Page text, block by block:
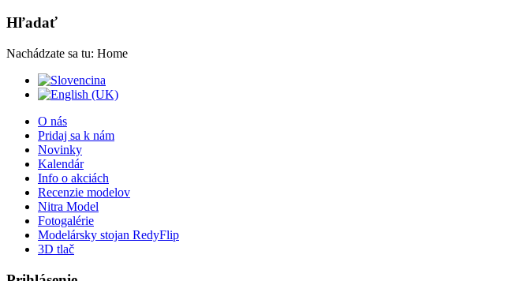
Hľadať
Nachádzate sa tu: Home
O nás
Pridaj sa k nám
Novinky
Kalendár
Info o akciách
Recenzie modelov
Nitra Model
Fotogalérie
Modelársky stojan RedyFlip
3D tlač